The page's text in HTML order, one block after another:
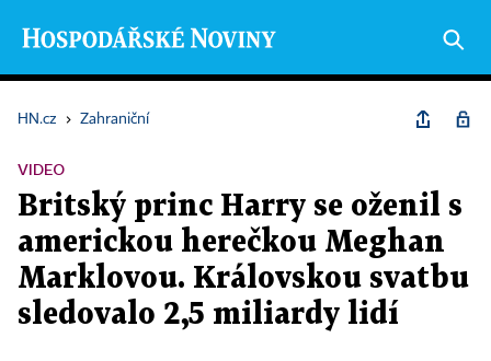
HN.cz › Zahraniční
VIDEO
Britský princ Harry se oženil s
americkou herečkou Meghan
Marklovou. Královskou svatbu
sledovalo 2,5 miliardy lidí